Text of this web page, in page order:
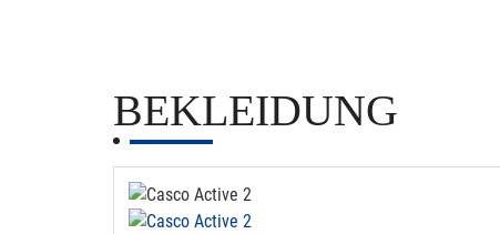
BEKLEIDUNG